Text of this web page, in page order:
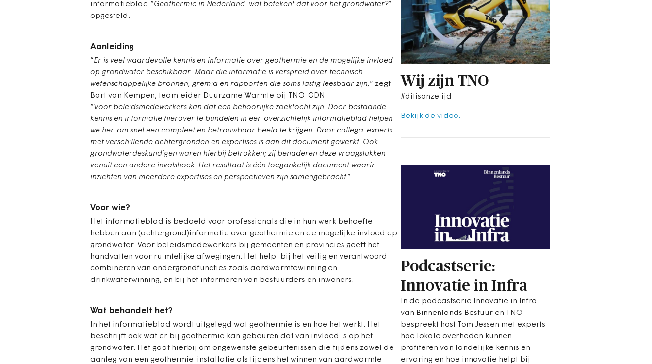
informatieblad “Geothermie in Nederland: wat betekent dat voor het grondwater?”
opgesteld.
Aanleiding
“Er is veel waardevolle kennis en informatie over geothermie en de mogelijke invloed
op grondwater beschikbaar. Maar die informatie is verspreid over technisch
wetenschappelijke bronnen, gremia en rapporten die soms lastig leesbaar zijn,” zegt
Bart van Kempen, teamleider Duurzame Warmte bij TNO-GDN.
“Voor beleidsmedewerkers kan dat een behoorlijke zoektocht zijn. Door bestaande
kennis en informatie hierover te bundelen in één overzichtelijk informatieblad helpen
we hen om snel een compleet en betrouwbaar beeld te krijgen. Door collega-experts
met verschillende achtergronden en expertises is aan dit document gewerkt. Ook
grondwaterdeskundigen waren hierbij betrokken; zij benaderen deze vraagstukken
vanuit een andere invalshoek. Het resultaat is één toegankelijk document waarin
inzichten van meerdere expertises en perspectieven zijn samengebracht.”.
Voor wie?
Het informatieblad is bedoeld voor professionals die in hun werk behoefte
hebben aan (achtergrond)informatie over geothermie en de mogelijke invloed op
grondwater. Voor beleidsmedewerkers bij gemeenten en provincies geeft het
handvatten voor ruimtelijke afwegingen. Het helpt bij het veilig en verantwoord
combineren van ondergrondfuncties zoals aardwarmtewinning en
drinkwaterwinning, en bij het informeren van bestuurders en inwoners.
Wat behandelt het?
In het informatieblad wordt uitgelegd wat geothermie is en hoe het werkt. Het
beschrijft ook wat er bij geothermie kan gebeuren dat van invloed is op het
grondwater. Het gaat hierbij om ongewenste gebeurtenissen die tijdens zowel de
aanleg van een geothermie-installatie als tijdens het winnen van aardwarmte
Wij zijn TNO
#ditisonzetijd
Bekijk de video.
Podcastserie:
Innovatie in Infra
In de podcastserie Innovatie in Infra
van Binnenlands Bestuur en TNO
bespreekt host Tom Jessen met experts
hoe lokale overheden kunnen
profiteren van landelijke kennis en
ervaring en hoe innovatie helpt bij